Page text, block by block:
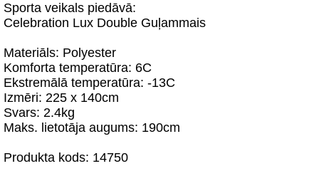
Sporta veikals piedāvā:
Celebration Lux Double Guļammais
Materiāls: Polyester
Komforta temperatūra: 6C
Ekstremālā temperatūra: -13C
Izmēri: 225 x 140cm
Svars: 2.4kg
Maks. lietotāja augums: 190cm
Produkta kods: 14750